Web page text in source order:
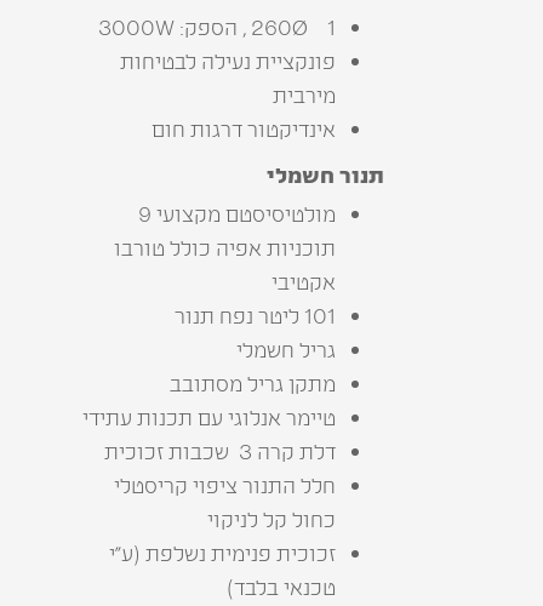
1 260Ø , הספק: 3000W
פונקציית נעילה לבטיחות
מירבית
אינדיקטור דרגות חום
תנור‭ ‬חשמלי
מולטיסיסטם מקצועי 9
תוכניות אפיה כולל טורבו
אקטיבי‭
101 ליטר נפח תנור
גריל‭ ‬חשמלי
מתקן‭ ‬גריל‭ ‬מסתובב
טיימר‭ ‬אנלוגי‭ ‬עם‭ ‬תכנות‭ ‬עתידי
דלת‭ ‬קרה‭‬ 3 ‭ ‬שכבות‭ ‬זכוכית
‬כחול‭ ‬קל‭ ‬לניקוי
‬טכנאי‭ ‬בלבד‭(‬